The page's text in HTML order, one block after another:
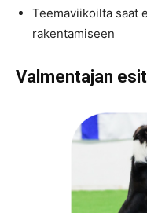
Teemaviikoilta saat
rakentamiseen
Valmentajan